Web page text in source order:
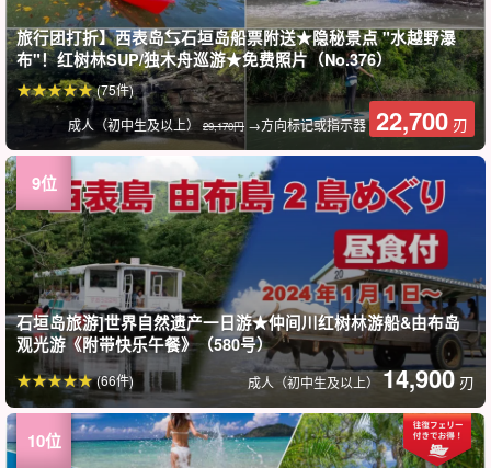
旅行团打折】西表岛⇆石垣岛船票附送★隐秘景点 "水越野瀑
布"！红树林SUP/独木舟巡游★免费照片（No.376）
成人（初中生及以上） 29,170円 →方向标记或指示器 22,700 刃
(75件)
石垣岛旅游]世界自然遗产一日游★仲间川红树林游船&由布岛
观光游《附带快乐午餐》（580号）
成人（初中生及以上） 14,900 刃
(66件)